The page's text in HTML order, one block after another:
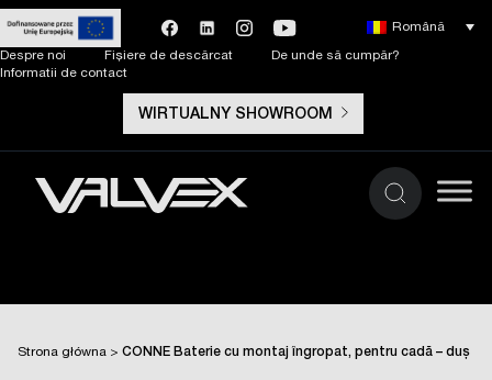
Despre noi Fișiere de descărcat
De unde să cumpăr?
Informatii de contact
WIRTUALNY SHOWROOM
Română
Strona główna > CONNE Baterie cu montaj îngropat, pentru cadă – duș